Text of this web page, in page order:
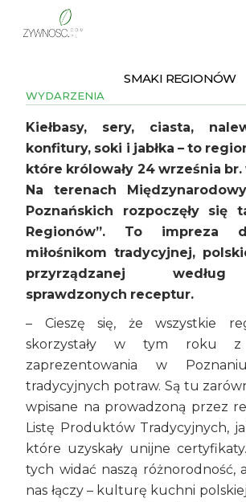
SMAKI REGIONÓW
WYDARZENIA
Kiełbasy, sery, ciasta,
konfitury, soki i jabłka – to
które królowały 24 września br.
Na terenach
Poznańskich rozpoczęły się
Regionów”. To impreza
miłośnikom tradycyjnej,
przyrządzanej
sprawdzonych receptur.
– Cieszę się, że wszystkie
skorzystały w tym roku z
zaprezentowania w
tradycyjnych potraw. Są tu
wpisane na prowadzoną przez
Listę Produktów Tradycyjnych,
które uzyskały unijne
tych widać naszą różnorodność,
nas łączy – kulturę kuchni